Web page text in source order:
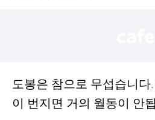
도봉은 참으로 무섭습니다
이 번지면 거의 월동이 안